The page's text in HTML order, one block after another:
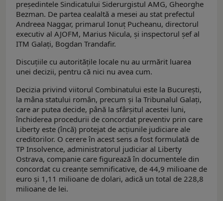
președintele Sindicatului Siderurgistul AMG, Gheorghe
Bezman. De partea cealaltă a mesei au stat prefectul
Andreea Naggar, primarul Ionuț Pucheanu, directorul
executiv al AJOFM, Marius Nicula, și inspectorul șef al
ITM Galați, Bogdan Trandafir.
Discuțiile cu autoritățile locale nu au urmărit luarea
unei decizii, pentru că nici nu avea cum.
Decizia privind viitorul Combinatului este la București,
la mâna statului român, precum și la Tribunalul Galați,
care ar putea decide, până la sfârșitul acestei luni,
închiderea procedurii de concordat preventiv prin care
Liberty este (încă) protejat de acțiunile judiciare ale
creditorilor. O cerere în acest sens a fost formulată de
TP Insolvence, administratorul judiciar al Liberty
Ostrava, companie care figurează în documentele din
concordat cu creanțe semnificative, de 44,9 milioane de
euro şi 1,11 milioane de dolari, adică un total de 228,8
milioane de lei.